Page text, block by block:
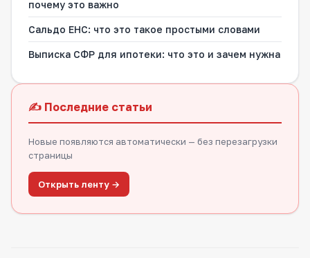
почему это важно
Сальдо ЕНС: что это такое простыми словами
Выписка СФР для ипотеки: что это и зачем нужна
✍️ Последние статьи
Новые появляются автоматически — без перезагрузки
страницы
Открыть ленту →